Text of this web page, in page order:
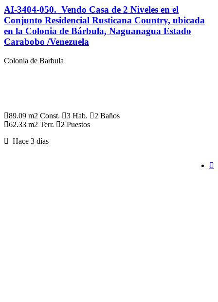
AI-3404-050. Vendo Casa de 2 Niveles en el
Conjunto Residencial Rusticana Country, ubicada
en la Colonia de Bárbula, Naguanagua Estado
Carabobo /Venezuela
Colonia de Barbula
89.09 m2 Const. 3 Hab.
2 Baños
62.33 m2 Terr.
2 Puestos
Hace 3 días